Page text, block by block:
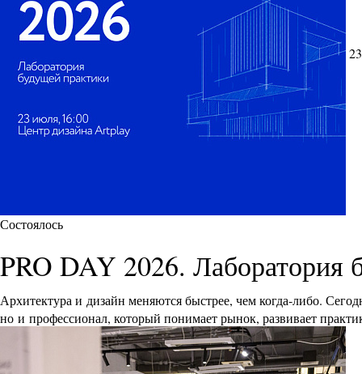
Состоялось
PRO DAY 2026. Лаборатория
Архитектура и дизайн меняются быстрее, чем когда-либо.
но и профессионал, который понимает рынок, развивает